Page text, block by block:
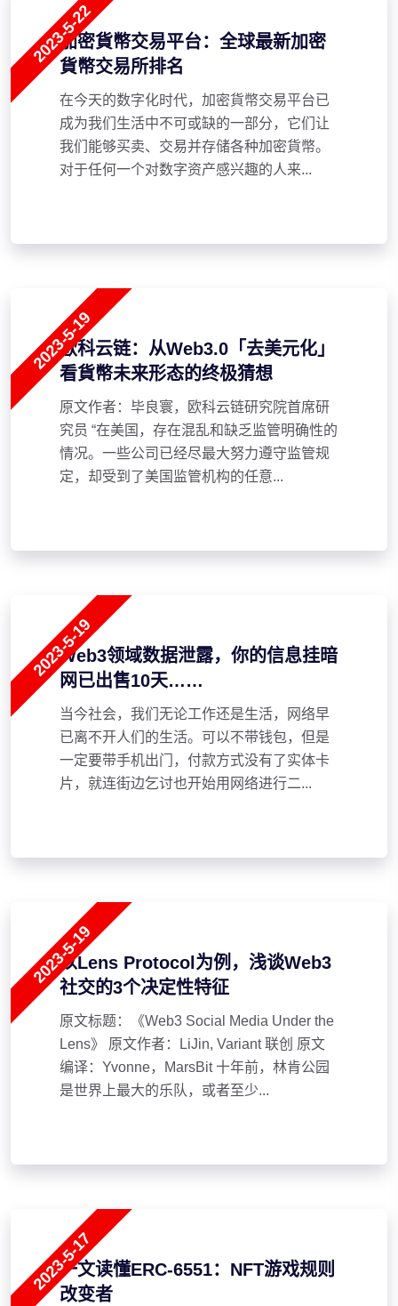
2023-5-22
加密貨幣交易平台：全球最新加密
貨幣交易所排名
在今天的数字化时代，加密貨幣交易平台已
成为我们生活中不可或缺的一部分，它们让
我们能够买卖、交易并存储各种加密貨幣。
对于任何一个对数字资产感兴趣的人来...
2023-5-19
欧科云链：从Web3.0「去美元化」
看貨幣未来形态的终极猜想
原文作者：毕良寰，欧科云链研究院首席研
究员 “在美国，存在混乱和缺乏监管明确性的
情况。一些公司已经尽最大努力遵守监管规
定，却受到了美国监管机构的任意...
2023-5-19
Web3领域数据泄露，你的信息挂暗
网已出售10天……
当今社会，我们无论工作还是生活，网络早
已离不开人们的生活。可以不带钱包，但是
一定要带手机出门，付款方式没有了实体卡
片，就连街边乞讨也开始用网络进行二...
2023-5-19
以Lens Protocol为例，浅谈Web3
社交的3个决定性特征
原文标题：《Web3 Social Media Under the
Lens》 原文作者：LiJin, Variant 联创 原文
编译：Yvonne，MarsBit 十年前，林肯公园
是世界上最大的乐队，或者至少...
2023-5-17
一文读懂ERC-6551：NFT游戏规则
改变者